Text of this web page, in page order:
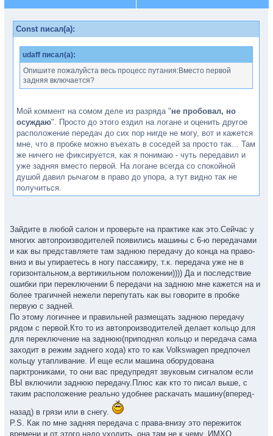
Const писал(а):
udaff писал(а):
Опишите пожалуйста весь процесс путания:Вместо первой
задняя включается?
Мой коммент на сомом деле из разряда "не пробовал, но
осуждаю". Просто до этого ездил на логане и оценить другое
расположение передач до сих пор нигде не могу, вот и кажется
мне, что в пробке можно въехать в соседей за просто так... Там
же ничего не фиксируется, как я понимаю - чуть передавил и
уже задняя вместо первой. На логане всегда со спокойной
душой давил рычагом в право до упора, а тут видно так не
получиться.
Зайдите в любой салон и проверьте на практике как это.Сейчас у
многих автопроизводителей появились машины с 6-ю передачами
и как вы представляете там заднюю передачу до конца на право-
вниз и вы упираетесь в ногу пассажиру, т.к. передача уже не в
горизонтальном,а вертикильном положении)))) Да и последствие
ошибки при переключении 6 передачи на заднюю мне кажется на и
более трагичней нежели перепутать как вы говорите в пробке
первую с задней.
По этому логичнее и правильней размещать заднюю передачу
рядом с первой.Кто то из автопроизводителей делает кольцо для
для переключение на заднюю(приподнял кольцо и передача сама
заходит в режим заднего хода) кто то как Volkswagen предпочел
кольцу утапливание. И еще если машина оборудована
парктрониками, то они вас предупредят звуковым сигналом если
ВЫ включили заднюю передачу.Плюс как кто то писал выше, с
таким расположение реально удобнее раскачать машину(вперед-
назад) в грязи или в снегу.
P.S. Как по мне задняя передача с права-внизу это пережиток
времени и от этого надо уходить, она там не к чему. ИМХО